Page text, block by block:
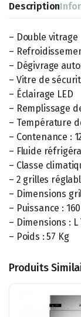
Description
– Double vitrage
–
– Dégivrage
– Vitre de
– Éclairage LED
– Remplissage
– Température
– Contenance :
– Fluide
– Classe
– 2 grilles
– Dimensions
– Puissance :
– Dimensions : L
– Poids : 57 Kg
Produits